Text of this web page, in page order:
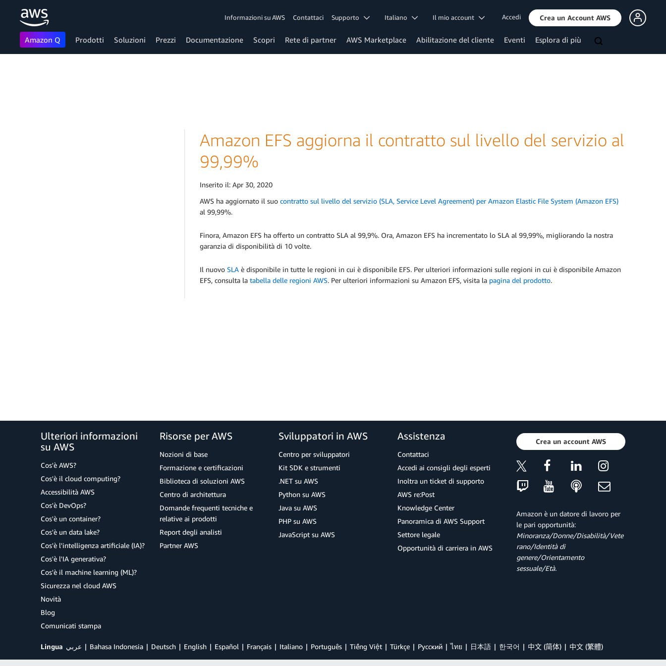
Informazioni su AWS Contattaci Supporto Italiano Il mio account Accedi Crea un Account AWS
Amazon Q Prodotti Soluzioni Prezzi Documentazione Scopri Rete di partner AWS Marketplace Abilitazione del cliente Eventi Esplora di più
Amazon EFS aggiorna il contratto sul livello del servizio al
99,99%
Inserito il: Apr 30, 2020
AWS ha aggiornato il suo contratto sul livello del servizio (SLA, Service Level Agreement) per Amazon Elastic File System (Amazon EFS)
al 99,99%.
Finora, Amazon EFS ha offerto un contratto SLA al 99,9%. Ora, Amazon EFS ha incrementato lo SLA al 99,99%, migliorando la nostra
garanzia di disponibilità di 10 volte.
Il nuovo SLA è disponibile in tutte le regioni in cui è disponibile EFS. Per ulteriori informazioni sulle regioni in cui è disponibile Amazon
EFS, consulta la tabella delle regioni AWS. Per ulteriori informazioni su Amazon EFS, visita la pagina del prodotto.
Ulteriori informazioni
su AWS
Cos'è AWS?
Cos'è il cloud computing?
Accessibilità AWS
Cos'è DevOps?
Cos'è un container?
Cos'è un data lake?
Cos'è l'intelligenza artificiale (IA)?
Cos'è l'IA generativa?
Cos'è il machine learning (ML)?
Sicurezza nel cloud AWS
Novità
Blog
Comunicati stampa
Risorse per AWS
Nozioni di base
Formazione e certificazioni
Biblioteca di soluzioni AWS
Centro di architettura
Domande frequenti tecniche e
relative ai prodotti
Report degli analisti
Partner AWS
Sviluppatori in AWS
Centro per sviluppatori
Kit SDK e strumenti
.NET su AWS
Python su AWS
Java su AWS
PHP su AWS
JavaScript su AWS
Assistenza
Contattaci
Accedi ai consigli degli esperti
Inoltra un ticket di supporto
AWS re:Post
Knowledge Center
Panoramica di AWS Support
Settore legale
Opportunità di carriera in AWS
Crea un account AWS
Amazon è un datore di lavoro per
le pari opportunità:
Minoranza/Donne/Disabilità/Vete
rano/Identità di
genere/Orientamento
sessuale/Età.
Lingua عربي Bahasa Indonesia Deutsch English Español Français Italiano Português Tiếng Việt Türkçe Ρусский ไทย 日本語 한국어 中文 (简体) 中文 (繁體)